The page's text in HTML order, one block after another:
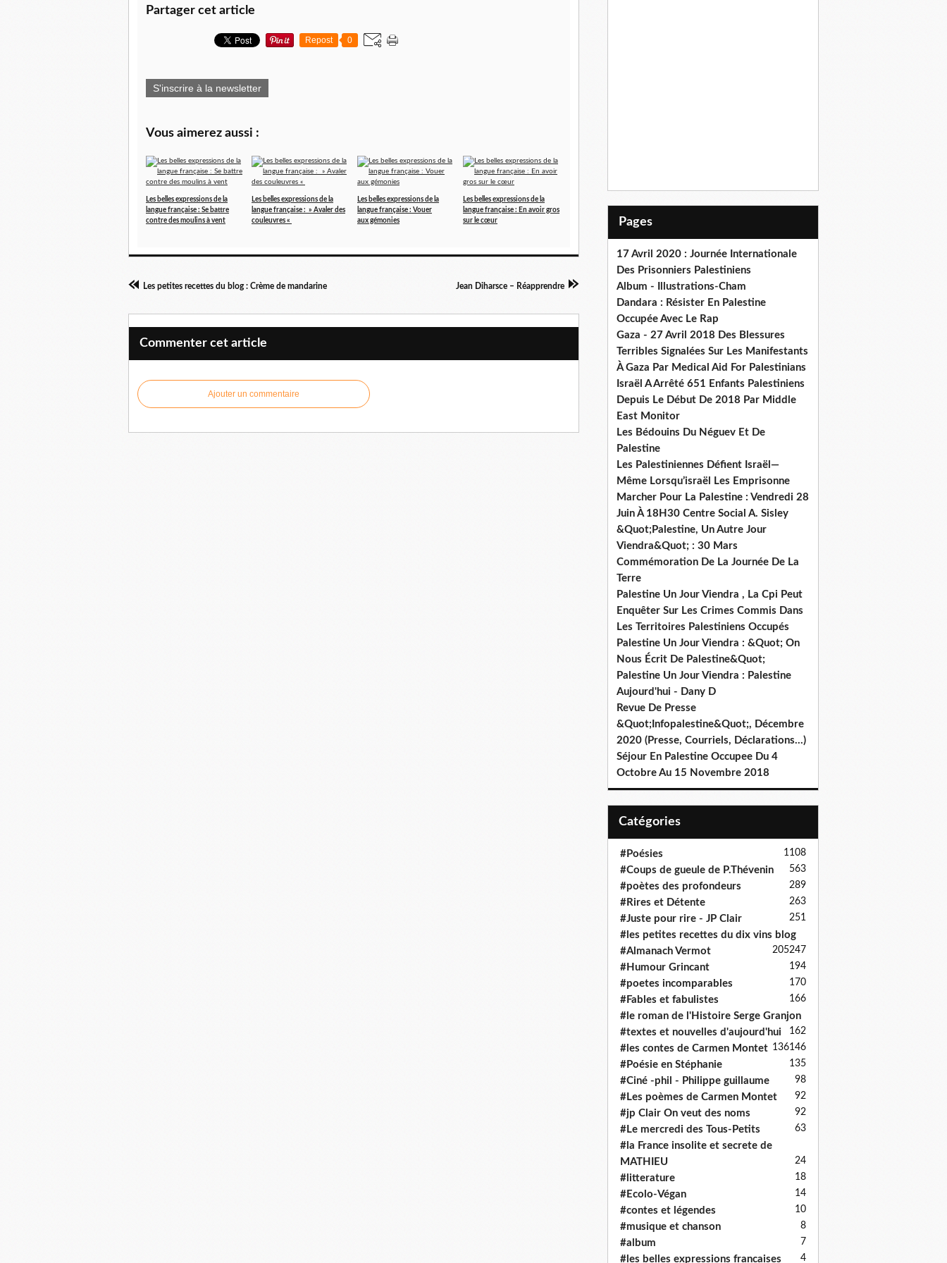
Partager cet article
Repost 0
S'inscrire à la newsletter
Vous aimerez aussi :
Les belles expressions de la
langue française : Se battre
contre des moulins à vent
Les belles expressions de la
langue française : » Avaler des
couleuvres «
Les belles expressions de la
langue française : Vouer
aux gémonies
Les belles expressions de la
langue française : En avoir gros
sur le cœur
Les petites recettes du blog : Crème de mandarine Jean Diharsce – Réapprendre
Commenter cet article
Ajouter un commentaire
Pages
17 Avril 2020 : Journée Internationale
Des Prisonniers Palestiniens
Album - Illustrations-Cham
Dandara : Résister En Palestine
Occupée Avec Le Rap
Gaza - 27 Avril 2018 Des Blessures
Terribles Signalées Sur Les Manifestants
À Gaza Par Medical Aid For Palestinians
Israël A Arrêté 651 Enfants Palestiniens
Depuis Le Début De 2018 Par Middle
East Monitor
Les Bédouins Du Néguev Et De
Palestine
Les Palestiniennes Défient Israël—
Même Lorsqu’israël Les Emprisonne
Marcher Pour La Palestine : Vendredi 28
Juin À 18H30 Centre Social A. Sisley
&Quot;Palestine, Un Autre Jour
Viendra&Quot; : 30 Mars
Commémoration De La Journée De La
Terre
Palestine Un Jour Viendra , La Cpi Peut
Enquêter Sur Les Crimes Commis Dans
Les Territoires Palestiniens Occupés
Palestine Un Jour Viendra : &Quot; On
Nous Écrit De Palestine&Quot;
Palestine Un Jour Viendra : Palestine
Aujourd'hui - Dany D
Revue De Presse
&Quot;Infopalestine&Quot;, Décembre
2020 (Presse, Courriels, Déclarations…)
Séjour En Palestine Occupee Du 4
Octobre Au 15 Novembre 2018
Catégories
#Poésies 1108
#Coups de gueule de P.Thévenin 563
#poètes des profondeurs 289
#Rires et Détente 263
#Juste pour rire - JP Clair 251
#les petites recettes du dix vins blog
247
#Almanach Vermot 205
#Humour Grincant 194
#poetes incomparables 170
#Fables et fabulistes 166
#le roman de l'Histoire Serge Granjon
162
#textes et nouvelles d'aujourd'hui
146
#les contes de Carmen Montet 136
#Poésie en Stéphanie 135
#Ciné -phil - Philippe guillaume 98
#Les poèmes de Carmen Montet 92
#jp Clair On veut des noms 92
#Le mercredi des Tous-Petits 63
#la France insolite et secrete de
MATHIEU
24
#litterature 18
#Ecolo-Végan 14
#contes et légendes 10
#musique et chanson 8
#album 7
#les belles expressions francaises 4